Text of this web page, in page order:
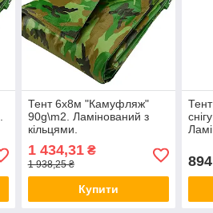
Тент 6х8м "Камуфляж"
90g\m2. Ламінований з
кільцями.
1 434,31₴
1 938,25 ₴
Купити